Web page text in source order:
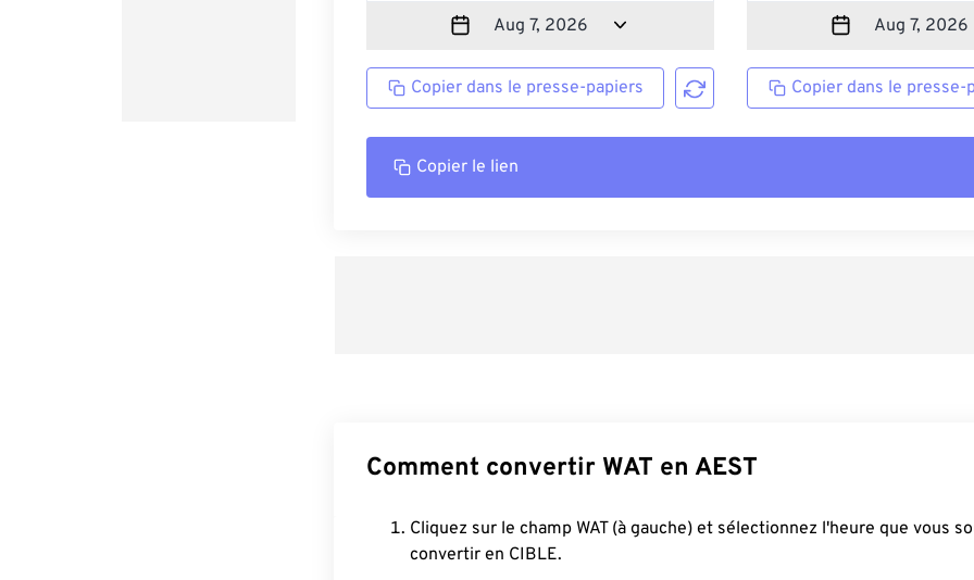
Copier dans le presse-papiers Copier dans le presse-
Copier le lien
Comment convertir WAT en AEST
Cliquez sur le champ WAT (à gauche) et sélectionnez l'heure que vous
convertir en CIBLE.